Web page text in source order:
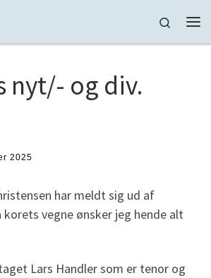
Search
nyt/- og div.
2025
har meldt sig ud af
vegne ønsker jeg hende alt
Lars Handler som er tenor og